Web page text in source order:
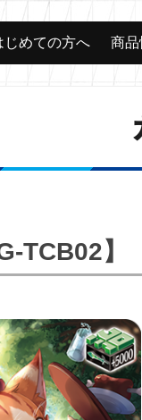
じめての方へ 商品
G-TCB02】